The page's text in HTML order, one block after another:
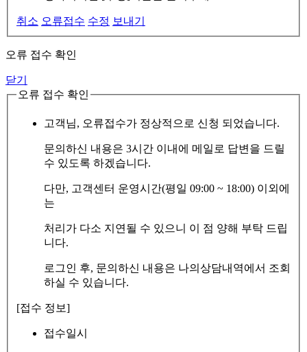
취소 오류접수 수정 보내기
오류 접수 확인
닫기
오류 접수 확인
고객님, 오류접수가 정상적으로 신청 되었습니다.
문의하신 내용은 3시간 이내에 메일로 답변을 드릴
수 있도록 하겠습니다.
다만, 고객센터 운영시간(평일 09:00 ~ 18:00) 이외에
는
처리가 다소 지연될 수 있으니 이 점 양해 부탁 드립
니다.
로그인 후, 문의하신 내용은 나의상담내역에서 조회
하실 수 있습니다.
[접수 정보]
접수일시